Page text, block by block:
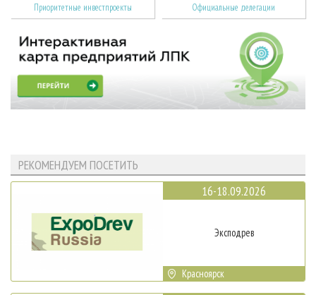
Приоритетные инвестпроекты Официальные делегации
РЕКОМЕНДУЕМ ПОСЕТИТЬ
16-18.09.2026
Эксподрев
Красноярск